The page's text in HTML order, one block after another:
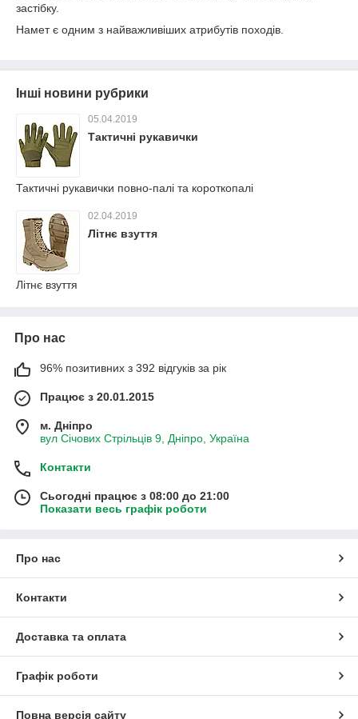
застібку.
Намет є одним з найважливіших атрибутів походів.
Інші новини рубрики
05.04.2019
Тактичні рукавички
Тактичні рукавички повно-палі та короткопалі
02.04.2019
Літнє взуття
Літнє взуття
Про нас
96% позитивних з 392 відгуків за рік
Працює з 20.01.2015
м. Дніпро
вул Січових Стрільців 9, Дніпро, Україна
Контакти
Сьогодні працює з 08:00 до 21:00
Показати весь графік роботи
Про нас
Контакти
Доставка та оплата
Графік роботи
Повна версія сайту